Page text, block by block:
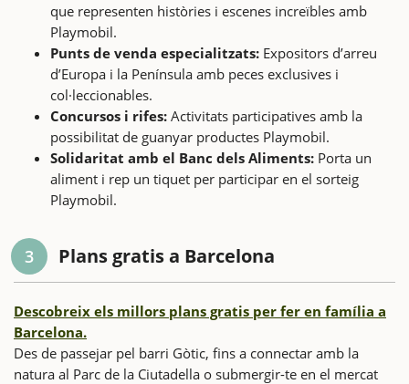
que representen històries i escenes increïbles amb
Playmobil.
Punts de venda especialitzats: Expositors d’arreu
d’Europa i la Península amb peces exclusives i
col·leccionables.
Concursos i rifes: Activitats participatives amb la
possibilitat de guanyar productes Playmobil.
Solidaritat amb el Banc dels Aliments: Porta un
aliment i rep un tiquet per participar en el sorteig
Playmobil.
3 Plans gratis a Barcelona
Descobreix els millors plans gratis per fer en família a
Barcelona.
Des de passejar pel barri Gòtic, fins a connectar amb la
natura al Parc de la Ciutadella o submergir-te en el mercat